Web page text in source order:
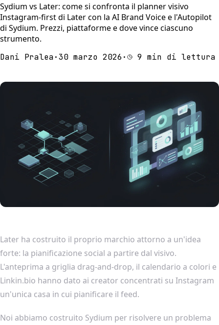
Sydium vs Later: come si confronta il planner visivo
Instagram-first di Later con la AI Brand Voice e l'Autopilot
di Sydium. Prezzi, piattaforme e dove vince ciascuno
strumento.
Dani Pralea·30 marzo 2026· 9 min di lettura
Later ha costruito il proprio marchio attorno a un'idea
forte: la pianificazione social a partire dal visivo.
L'anteprima a griglia drag-and-drop, il calendario a colori e
Linkin.bio hanno dato ai creator concentrati su Instagram
un'unica casa in cui pianificare il feed.
Noi abbiamo costruito Sydium per risolvere un problema